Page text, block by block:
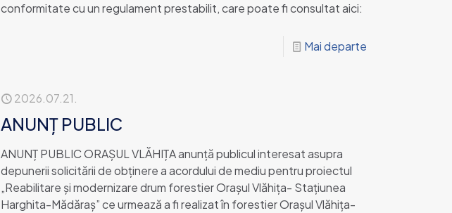
conformitate cu un regulament prestabilit, care poate fi consultat aici:
Mai departe
2026.07.21.
ANUNȚ PUBLIC
ANUNŢ PUBLIC ORAȘUL VLĂHIȚA anunţă publicul interesat asupra
depunerii solicitării de obţinere a acordului de mediu pentru proiectul
„Reabilitare și modernizare drum forestier Orașul Vlăhița- Stațiunea
Harghita-Mădăraș” ce urmează a fi realizat în forestier Orașul Vlăhița-